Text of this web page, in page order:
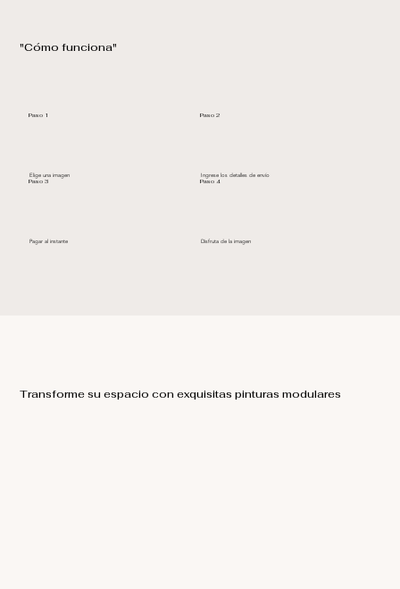
Transforme su espacio con exquisitas pinturas modulares
"Cómo funciona"
Elige una imagen
Paso 1
Ingrese los detalles de envío
Paso 2
Pagar al instante
Paso 3
Disfruta de la imagen
Paso 4